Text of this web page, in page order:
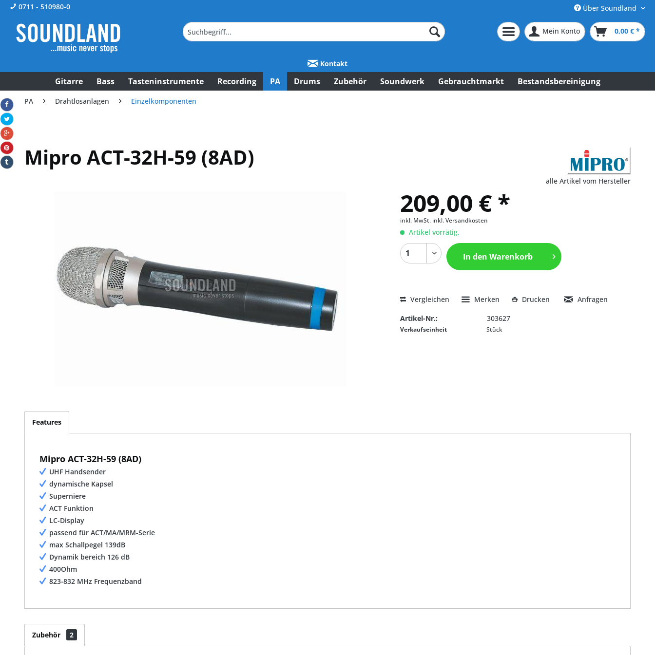
0711 - 510980-0 Über Soundland
Mein Konto 0,00 € *
Kontakt
Gitarre Bass Tasteninstrumente Recording PA Drums Zubehör Soundwerk Gebrauchtmarkt Bestandsbereinigung
PA Drahtlosanlagen Einzelkomponenten
Mipro ACT-32H-59 (8AD)
alle Artikel vom Hersteller
209,00 € *
inkl. MwSt. inkl. Versandkosten
Artikel vorrätig.
In den Warenkorb
Vergleichen Merken Drucken Anfragen
Artikel-Nr.: 303627
Verkaufseinheit Stück
Features
Mipro ACT-32H-59 (8AD)
UHF Handsender
dynamische Kapsel
Superniere
ACT Funktion
LC-Display
passend für ACT/MA/MRM-Serie
max Schallpegel 139dB
Dynamik bereich 126 dB
400Ohm
823-832 MHz Frequenzband
Zubehör 2